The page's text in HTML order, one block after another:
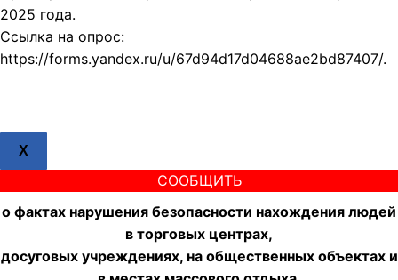
2025 года.
Ссылка на опрос:
https://forms.yandex.ru/u/67d94d17d04688ae2bd87407/.
X
СООБЩИТЬ
о фактах нарушения безопасности нахождения людей
в торговых центрах,
досуговых учреждениях, на общественных объектах и